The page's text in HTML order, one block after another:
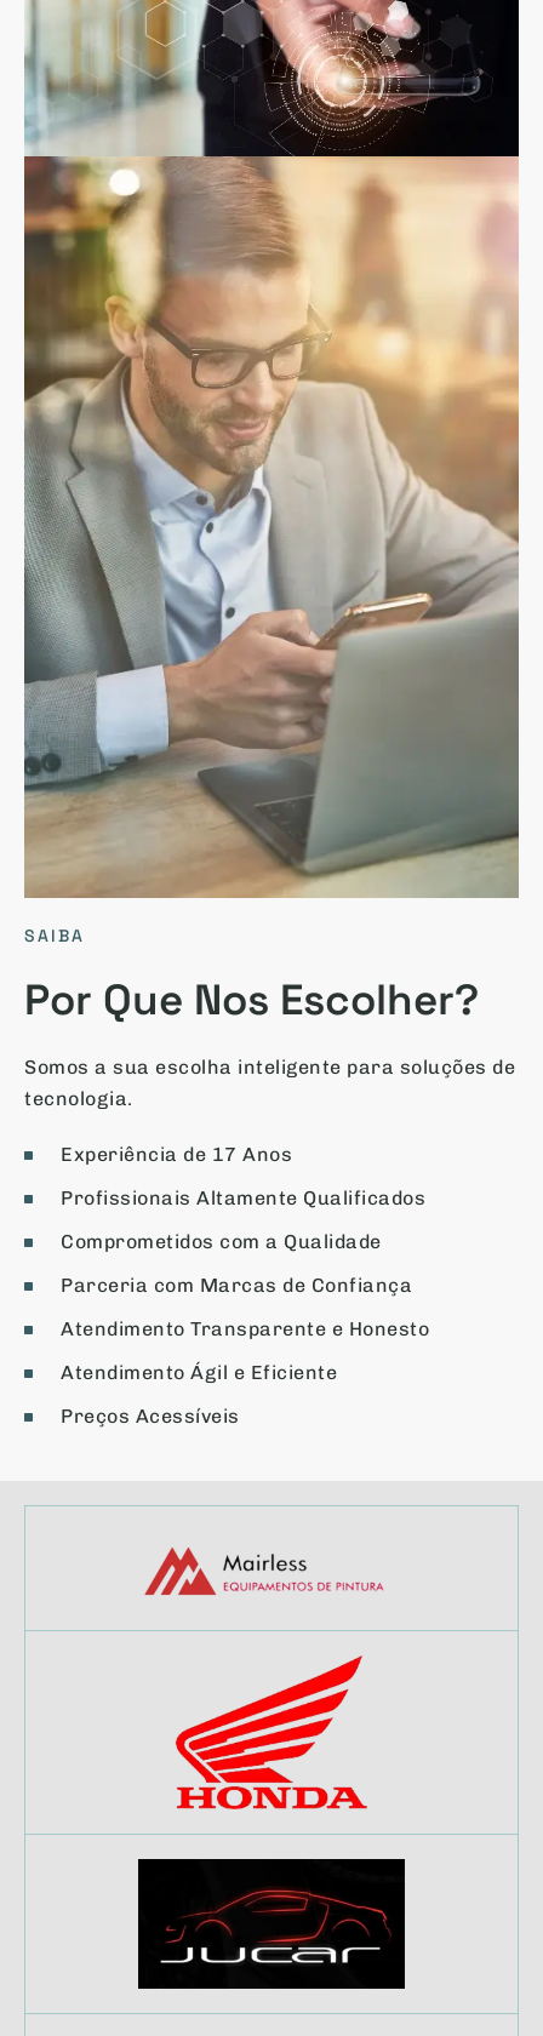
SAIBA
Por Que Nos Escolher?
Somos a sua escolha inteligente para soluções de
tecnologia.
Experiência de 17 Anos
Profissionais Altamente Qualificados
Comprometidos com a Qualidade
Parceria com Marcas de Confiança
Atendimento Transparente e Honesto
Atendimento Ágil e Eficiente
Preços Acessíveis